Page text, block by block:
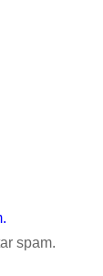
spam.